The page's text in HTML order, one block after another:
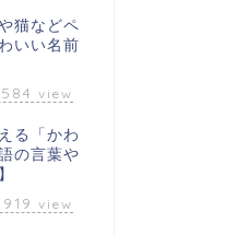
猫などペ
いい名前
view
る「かわ
の言葉や
view